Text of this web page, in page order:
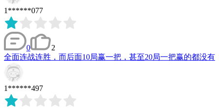
1******077
0
2
全面连战连胜，而后面10局赢一把，甚至20局一把赢的都没有
1******497